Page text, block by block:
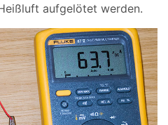
aufgelötet werden.